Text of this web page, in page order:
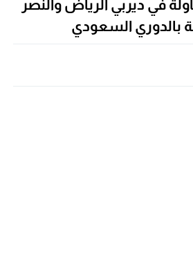
في ديربي الرياض والنصر
بالدوري السعودي